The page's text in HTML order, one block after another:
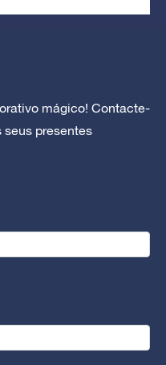
mágico! Contacte-
seus presentes